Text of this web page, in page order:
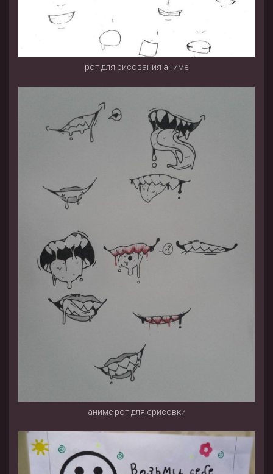
рот для рисования аниме
аниме рот для срисовки